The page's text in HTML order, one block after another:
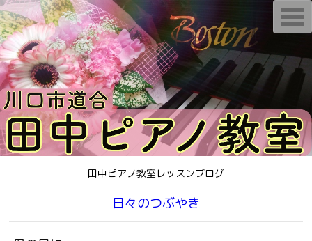
田中ピアノ教室レッスンブログ
日々のつぶやき
T
o
g
l
n
g
a
t
i
o